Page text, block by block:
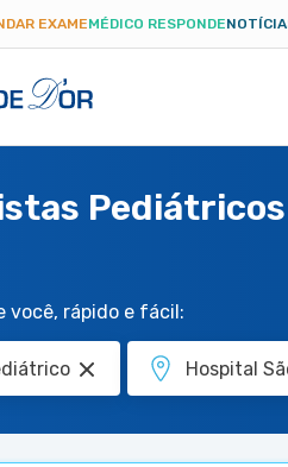
EXAMEMÉDICO RESPONDE
você, rápido e fácil: